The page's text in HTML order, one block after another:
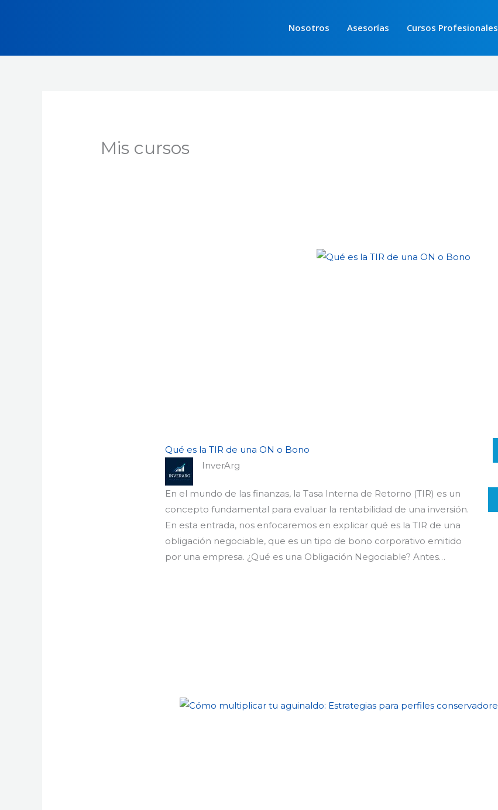
Nosotros Asesorías Cursos Profesionales
Mis cursos
Qué es la TIR de una ON o Bono
InverArg
En el mundo de las finanzas, la Tasa Interna de Retorno (TIR) es un
concepto fundamental para evaluar la rentabilidad de una inversión.
En esta entrada, nos enfocaremos en explicar qué es la TIR de una
obligación negociable, que es un tipo de bono corporativo emitido
por una empresa. ¿Qué es una Obligación Negociable? Antes…